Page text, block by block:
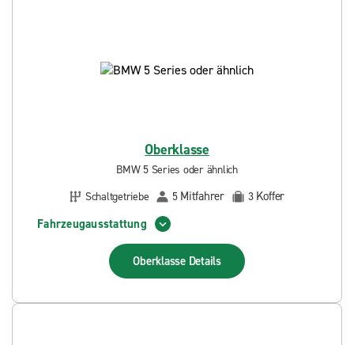
Oberklasse
BMW 5 Series oder ähnlich
Schaltgetriebe
5 Mitfahrer 3 Koffer
Fahrzeugausstattung
Oberklasse Details